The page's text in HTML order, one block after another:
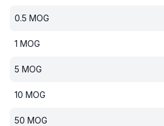
0.5 MOG
1 MOG
5 MOG
10 MOG
50 MOG